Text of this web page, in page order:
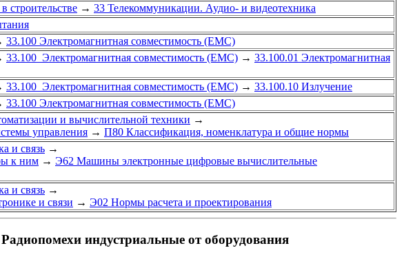
строительстве → 33 Телекоммуникации. Аудио- и видеотехника
33.100 Электромагнитная совместимость (ЕМС)
33.100 Электромагнитная совместимость (ЕМС) → 33.100.01 Электромагнитная
33.100 Электромагнитная совместимость (ЕМС) → 33.100.10 Излучение
33.100 Электромагнитная совместимость (ЕМС)
и вычислительной техники →
управления → П80 Классификация, номенклатура и общие нормы
и связь →
к ним → Э62 Машины электронные цифровые вычислительные
и связь →
и связи → Э02 Нормы расчета и проектирования
индустриальные от оборудования